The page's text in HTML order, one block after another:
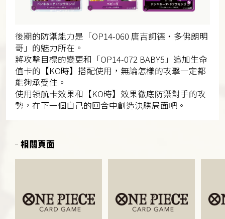
後期的防禦能力是「OP14-060 唐吉訶德・多佛朗明
哥」的魅力所在。
將攻擊目標的變更和「OP14-072 BABY5」追加生命
值卡的【KO時】搭配使用，無論怎樣的攻擊一定都
能夠承受住。
使用領航卡效果和【KO時】效果徹底防禦對手的攻
勢，在下一個自己的回合中創造決勝局面吧。
相關頁面